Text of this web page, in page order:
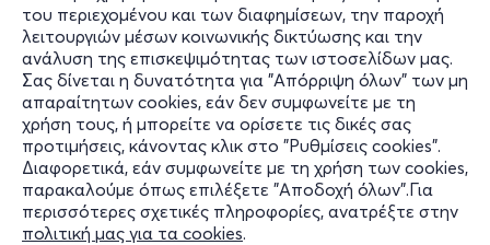
του περιεχομένου και των διαφημίσεων, την παροχή
λειτουργιών μέσων κοινωνικής δικτύωσης και την
ανάλυση της επισκεψιμότητας των ιστοσελίδων μας.
Σας δίνεται η δυνατότητα για "Απόρριψη όλων" των μη
απαραίτητων cookies, εάν δεν συμφωνείτε με τη
χρήση τους, ή μπορείτε να ορίσετε τις δικές σας
προτιμήσεις, κάνοντας κλικ στο "Ρυθμίσεις cookies".
Διαφορετικά, εάν συμφωνείτε με τη χρήση των cookies,
παρακαλούμε όπως επιλέξετε "Αποδοχή όλων".Για
περισσότερες σχετικές πληροφορίες, ανατρέξτε στην
πολιτική μας για τα cookies.